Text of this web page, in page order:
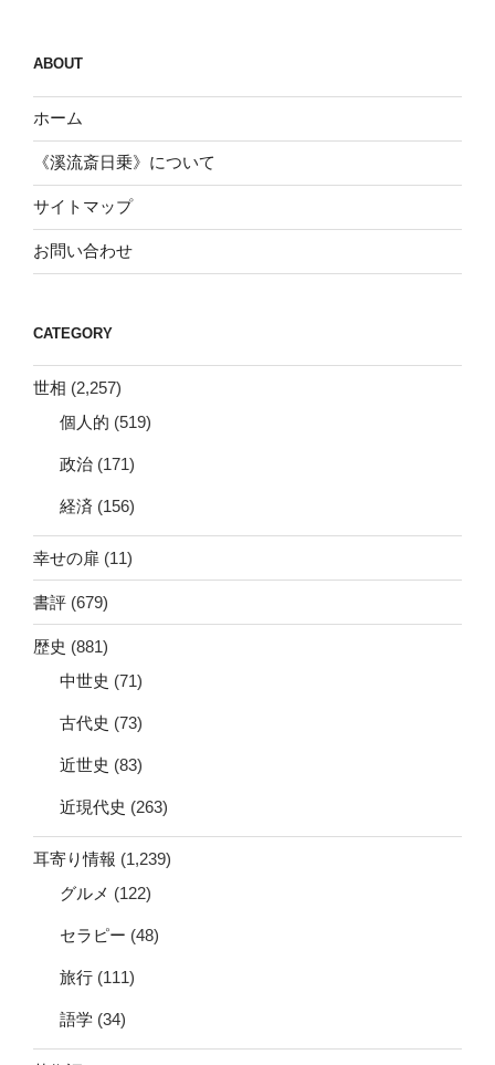
ABOUT
ホーム
《溪流斎日乗》について
サイトマップ
お問い合わせ
CATEGORY
世相 (2,257)
個人的 (519)
政治 (171)
経済 (156)
幸せの扉 (11)
書評 (679)
歴史 (881)
中世史 (71)
古代史 (73)
近世史 (83)
近現代史 (263)
耳寄り情報 (1,239)
グルメ (122)
セラピー (48)
旅行 (111)
語学 (34)